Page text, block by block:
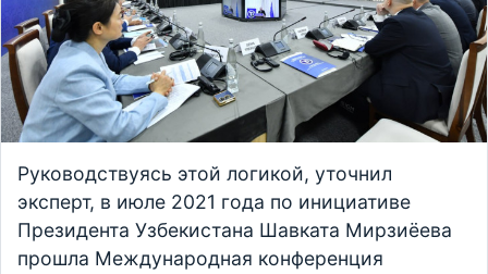
Руководствуясь этой логикой, уточнил
эксперт, в июле 2021 года по инициативе
Президента Узбекистана Шавката Мирзиёева
прошла Международная конференция